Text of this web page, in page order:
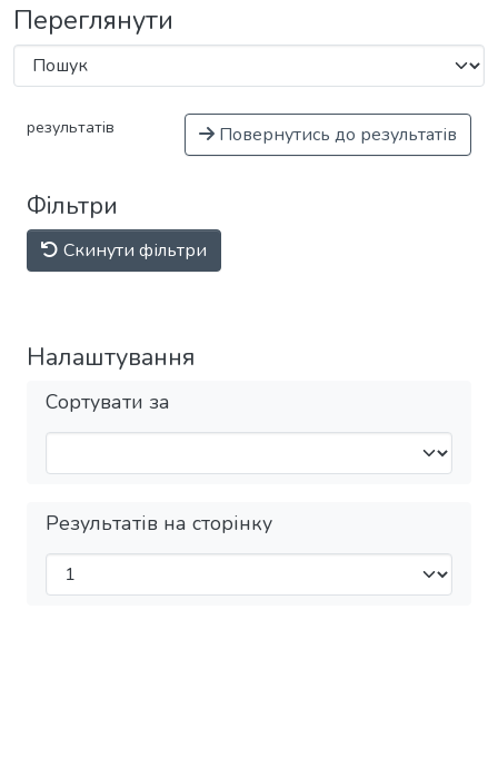
Переглянути
результатів Повернутись до результатів
Фільтри
Скинути фільтри
Налаштування
Сортувати за
Результатів на сторінку